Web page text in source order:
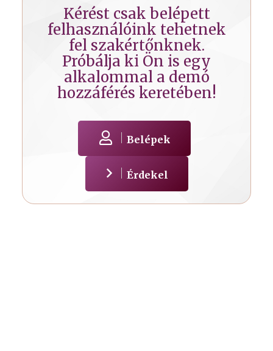
Kérést csak belépett
felhasználóink tehetnek
fel szakértőnknek.
Próbálja ki Ön is egy
alkalommal a demó
hozzáférés keretében!
Belépek
Érdekel